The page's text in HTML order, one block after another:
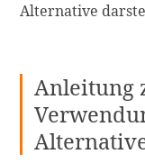
Alternative
Anleitung